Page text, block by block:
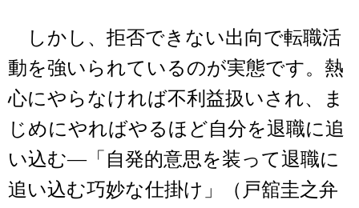
しかし、拒否できない出向で転職活
動を強いられているのが実態です。熱
心にやらなければ不利益扱いされ、ま
じめにやればやるほど自分を退職に追
い込む―「自発的意思を装って退職に
追い込む巧妙な仕掛け」（戸舘圭之弁